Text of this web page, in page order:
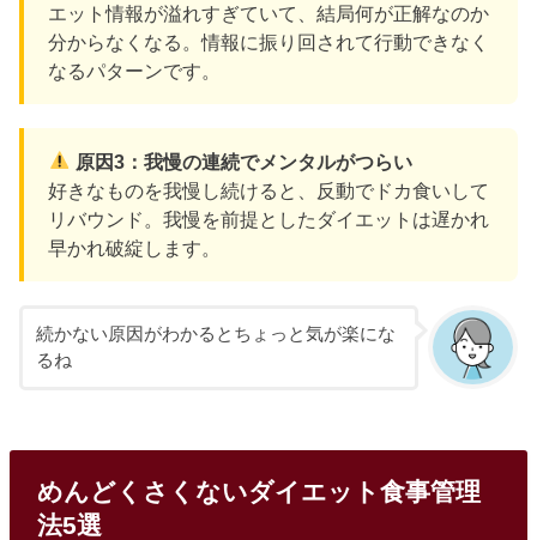
エット情報が溢れすぎていて、結局何が正解なのか
分からなくなる。情報に振り回されて行動できなく
なるパターンです。
原因3：我慢の連続でメンタルがつらい
好きなものを我慢し続けると、反動でドカ食いして
リバウンド。我慢を前提としたダイエットは遅かれ
早かれ破綻します。
続かない原因がわかるとちょっと気が楽にな
るね
めんどくさくないダイエット食事管理
法5選